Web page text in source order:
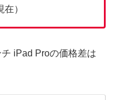
）
iPad Proの価格差は